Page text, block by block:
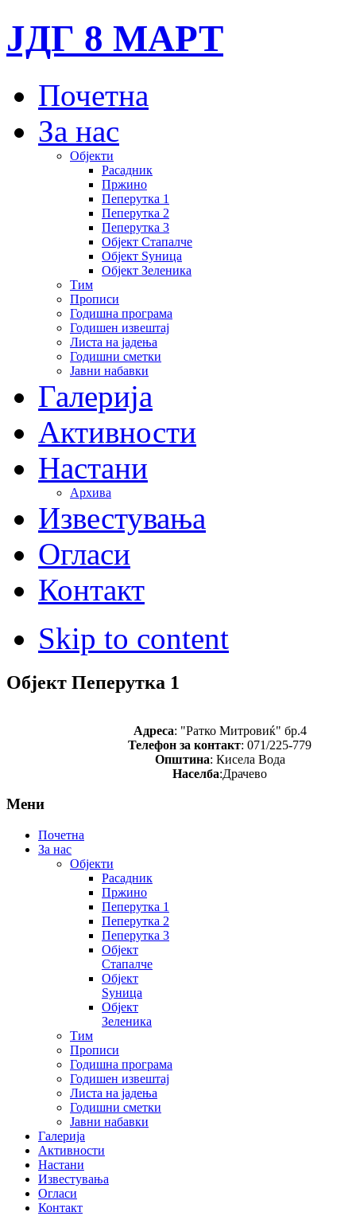
ЈДГ 8 МАРТ
Почетна
За нас
Објекти
Расадник
Пржино
Пеперутка 1
Пеперутка 2
Пеперутка 3
Објект Стапалче
Објект Ѕуница
Објект Зеленика
Тим
Прописи
Годишна програма
Годишен извештај
Листа на јадења
Годишни сметки
Јавни набавки
Галерија
Активности
Настани
Архива
Известувања
Огласи
Контакт
Skip to content
Објект Пеперутка 1
Адреса: "Ратко Митровиќ" бр.4
Телефон за контакт: 071/225-779
Општина: Кисела Вода
Населба:Драчево
Мени
Почетна
За нас
Објекти
Расадник
Пржино
Пеперутка 1
Пеперутка 2
Пеперутка 3
Објект
Стапалче
Објект
Ѕуница
Објект
Зеленика
Тим
Прописи
Годишна програма
Годишен извештај
Листа на јадења
Годишни сметки
Јавни набавки
Галерија
Активности
Настани
Известувања
Огласи
Контакт